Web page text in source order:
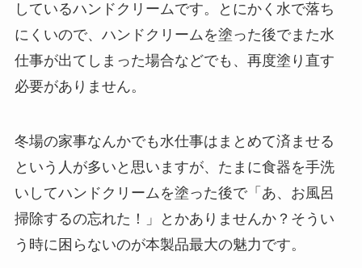
しているハンドクリームです。とにかく水で落ち
にくいので、ハンドクリームを塗った後でまた水
仕事が出てしまった場合などでも、再度塗り直す
必要がありません。
冬場の家事なんかでも水仕事はまとめて済ませる
という人が多いと思いますが、たまに食器を手洗
いしてハンドクリームを塗った後で「あ、お風呂
掃除するの忘れた！」とかありませんか？そうい
う時に困らないのが本製品最大の魅力です。